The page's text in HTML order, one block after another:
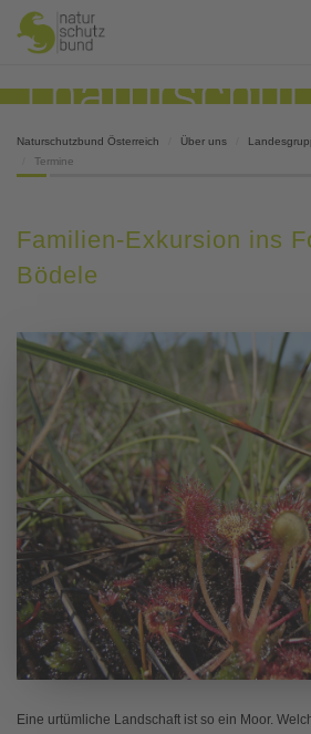
Naturschutzbund Österreich Über uns
Termine
Familien-Exkursion ins
Bödele
Eine urtümliche Landschaft ist so ein Moor.